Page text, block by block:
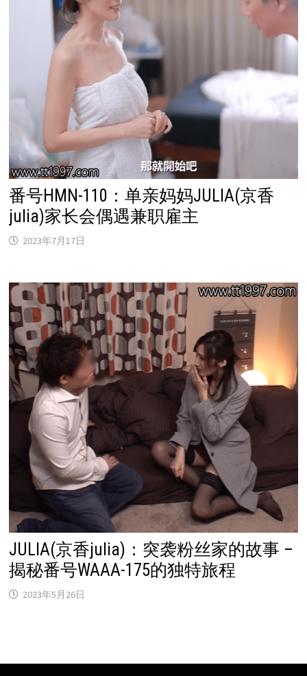
番号HMN-110：单亲妈妈JULIA(京香
julia)家长会偶遇兼职雇主
2023年7月17日
JULIA(京香julia)：突袭粉丝家的故事 –
揭秘番号WAAA-175的独特旅程
2023年5月26日